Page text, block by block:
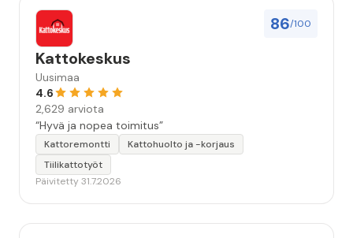
86/100
Kattokeskus
Uusimaa
4.6
2,629 arviota
“Hyvä ja nopea toimitus”
Kattoremontti
Kattohuolto ja -korjaus
Tiilikattotyöt
Päivitetty 31.7.2026